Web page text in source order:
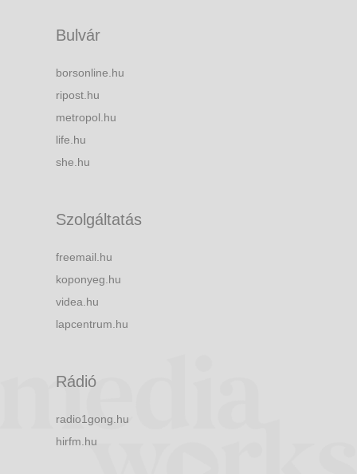
Bulvár
borsonline.hu
ripost.hu
metropol.hu
life.hu
she.hu
Szolgáltatás
freemail.hu
koponyeg.hu
videa.hu
lapcentrum.hu
Rádió
radio1gong.hu
hirfm.hu